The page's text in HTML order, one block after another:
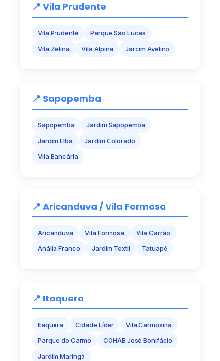
📍 Vila Prudente
Vila Prudente
Parque São Lucas
Vila Zelina
Vila Alpina Jardim Avelino
📍 Sapopemba
Sapopemba
Jardim Sapopemba
Jardim Elba
Jardim Colorado
Vila Bancária
📍 Aricanduva / Vila Formosa
Aricanduva Vila Formosa
Vila Carrão
Anália Franco
Jardim Textil Tatuapé
📍 Itaquera
Itaquera Cidade Líder
Vila Carmosina
Parque do Carmo
COHAB José Bonifácio
Jardim Maringá